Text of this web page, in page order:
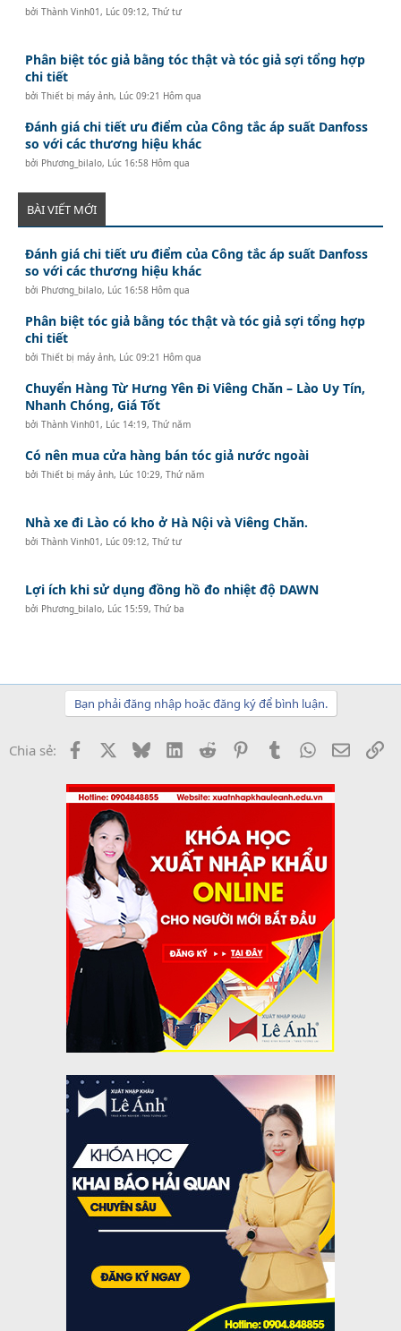
bởiThành Vinh01, Lúc 09:12, Thứ tư
Phân biệt tóc giả bằng tóc thật và tóc giả sợi tổng hợp
chi tiết
bởiThiết bị máy ảnh, Lúc 09:21 Hôm qua
Đánh giá chi tiết ưu điểm của Công tắc áp suất Danfoss
so với các thương hiệu khác
bởi Phương_bilalo, Lúc 16:58 Hôm qua
BÀI VIẾT MỚI
Đánh giá chi tiết ưu điểm của Công tắc áp suất Danfoss
so với các thương hiệu khác
bởi Phương_bilalo, Lúc 16:58 Hôm qua
Phân biệt tóc giả bằng tóc thật và tóc giả sợi tổng hợp
chi tiết
bởiThiết bị máy ảnh, Lúc 09:21 Hôm qua
Chuyển Hàng Từ Hưng Yên Đi Viêng Chăn – Lào Uy Tín,
Nhanh Chóng, Giá Tốt
bởiThành Vinh01, Lúc 14:19, Thứ năm
Có nên mua cửa hàng bán tóc giả nước ngoài
bởiThiết bị máy ảnh, Lúc 10:29, Thứ năm
Nhà xe đi Lào có kho ở Hà Nội và Viêng Chăn.
bởiThành Vinh01, Lúc 09:12, Thứ tư
Lợi ích khi sử dụng đồng hồ đo nhiệt độ DAWN
bởi Phương_bilalo, Lúc 15:59, Thứ ba
Bạn phải đăng nhập hoặc đăng ký để bình luận.
Chia sẻ: Facebook BlueskyLinkedInReddit PinterestTumblrWhatsApp
Email